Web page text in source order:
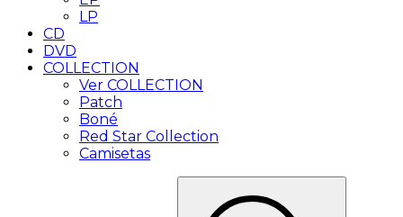
LP
CD
DVD
COLLECTION
Ver COLLECTION
Patch
Boné
Red Star Collection
Camisetas